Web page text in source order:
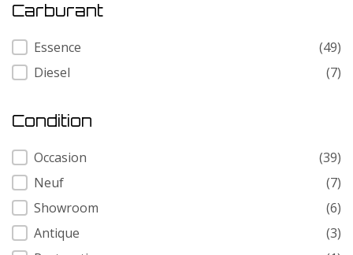
Carburant
Carburant
Essence
(49)
Diesel
(7)
Condition
Condition
Occasion
(39)
Neuf
(7)
Showroom
(6)
Antique
(3)